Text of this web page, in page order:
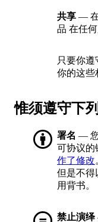
共享 —
品 在任
只要你遵
你的这些
惟须遵守下
署名 —
可协议的
作了修改
但是不得
用背书。
禁止演绎